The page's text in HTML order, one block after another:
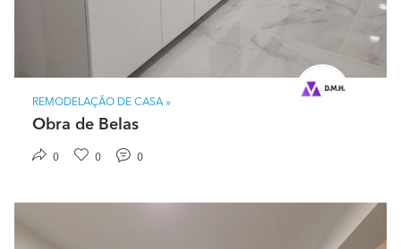
REMODELAÇÃO DE CASA »
Obra de Belas
0 0 0